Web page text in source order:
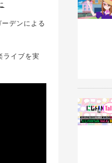
デンによる
イブを実